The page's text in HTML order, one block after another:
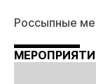
Россыпные